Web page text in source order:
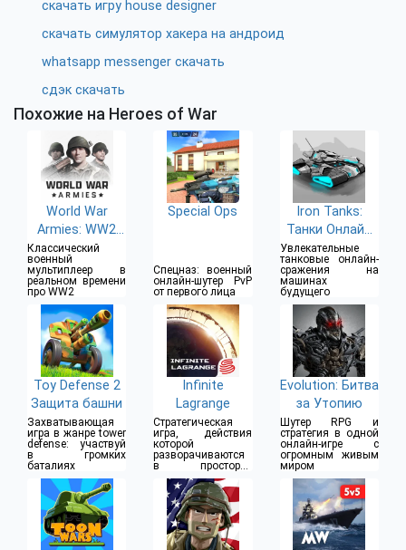
скачать игру house designer
скачать симулятор хакера на андроид
whatsapp messenger скачать
сдэк скачать
Похожие на Heroes of War
World War
Armies: WW2
PvP RTS
Классический
военный
мультиплеер в
реальном времени
про WW2
Special Ops
Спецназ: военный
онлайн-шутер PvP
от первого лица
Iron Tanks:
Танки Онлайн
Игры
Увлекательные
танковые онлайн-
сражения на
машинах
будущего
Toy Defense 2
Защита башни
Захватывающая
игра в жанре tower
defense: участвуй
в громких
баталиях
Infinite
Lagrange
Стратегическая
игра, действия
которой
разворачиваются
в просторах
космоса
Evolution: Битва
за Утопию
Шутер RPG и
стратегия в одной
онлайн-игре с
огромным живым
миром